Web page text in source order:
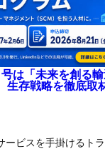
は「未来を創る
生存戦略を徹底取
ビスを手掛けるト